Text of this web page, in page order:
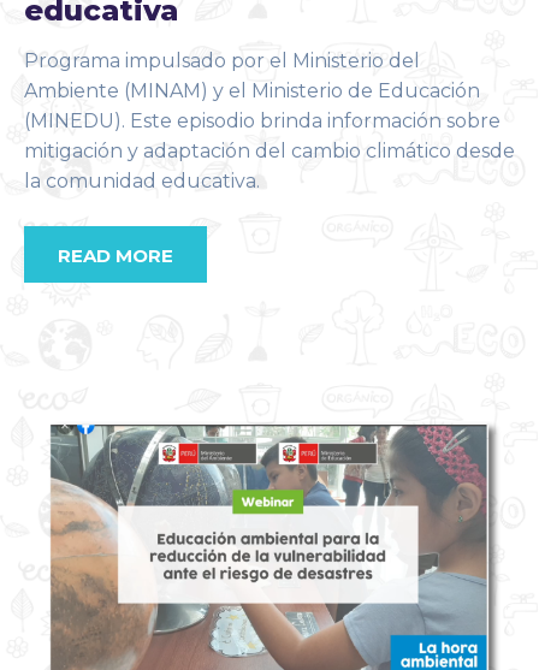
educativa
Programa impulsado por el Ministerio del
Ambiente (MINAM) y el Ministerio de Educación
(MINEDU). Este episodio brinda información sobre
mitigación y adaptación del cambio climático desde
la comunidad educativa.
READ MORE